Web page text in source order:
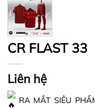
CR FLAST 33
Liên hệ
RA MẮT SIÊU